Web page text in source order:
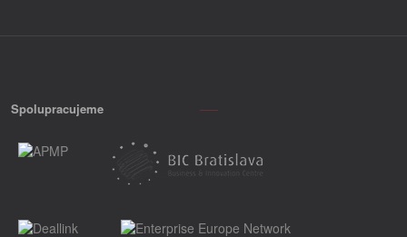
Spolupracujeme